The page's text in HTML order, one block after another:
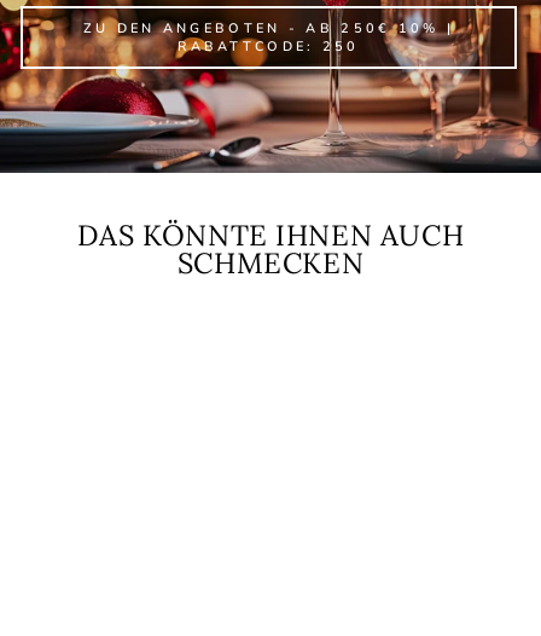
ZU DEN ANGEBOTEN - AB 250€ 10% |
RABATTCODE: 250
DAS KÖNNTE IHNEN AUCH
SCHMECKEN